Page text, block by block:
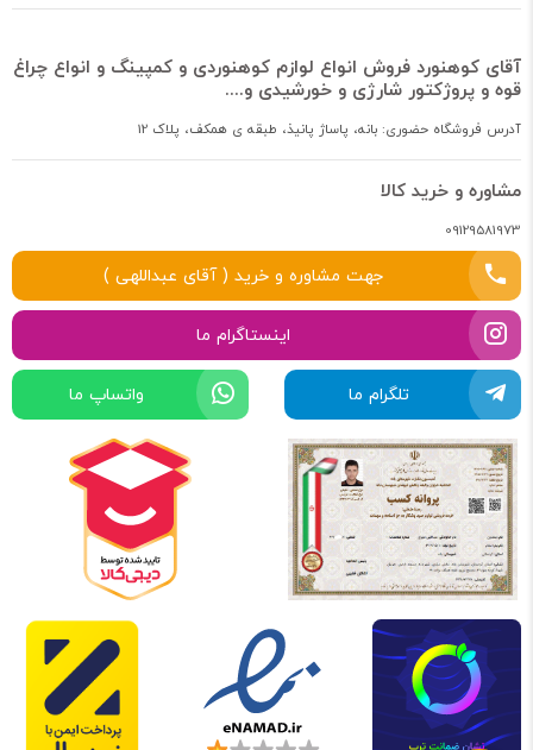
آقای کوهنورد فروش انواع لوازم کوهنوردی و کمپینگ و انواع چراغ
قوه و پروژکتور شارژی و خورشیدی و....
آدرس فروشگاه حضوری: بانه، پاساژ پانیذ، طبقه ی همکف، پلاک 12
مشاوره و خرید کالا
09129581973
جهت مشاوره و خرید ( آقای عبداللهی )
اینستاگرام ما
تلگرام ما
واتساپ ما